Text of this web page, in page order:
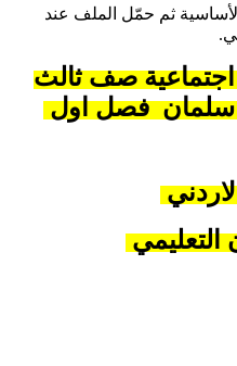
ثم حمّل الملف عند
صف ثالث
سلمان فصل اول
التعليمي